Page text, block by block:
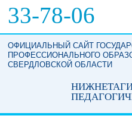
33-78-06
ОФИЦИАЛЬНЫЙ САЙТ
ПРОФЕССИОНАЛЬНОГО
СВЕРДЛОВСКОЙ ОБЛАСТИ